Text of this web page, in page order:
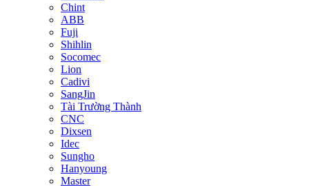
Chint
ABB
Fuji
Shihlin
Socomec
Lion
Cadivi
SangJin
Tài Trường Thành
CNC
Dixsen
Idec
Sungho
Hanyoung
Master